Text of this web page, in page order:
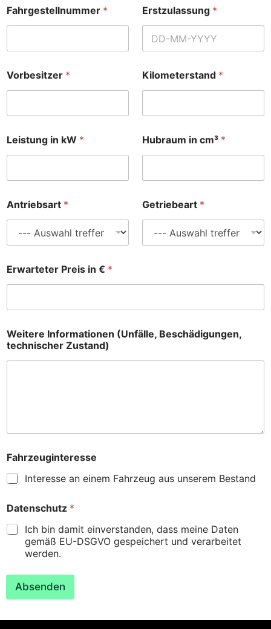
Fahrgestellnummer * Erstzulassung *
Vorbesitzer * Kilometerstand *
Leistung in kW * Hubraum in cm³ *
Antriebsart * Getriebeart *
Erwarteter Preis in € *
Weitere Informationen (Unfälle, Beschädigungen,
technischer Zustand)
Fahrzeuginteresse
Interesse an einem Fahrzeug aus unserem Bestand
Datenschutz *
Ich bin damit einverstanden, dass meine Daten
gemäß EU-DSGVO gespeichert und verarbeitet
werden.
Absenden